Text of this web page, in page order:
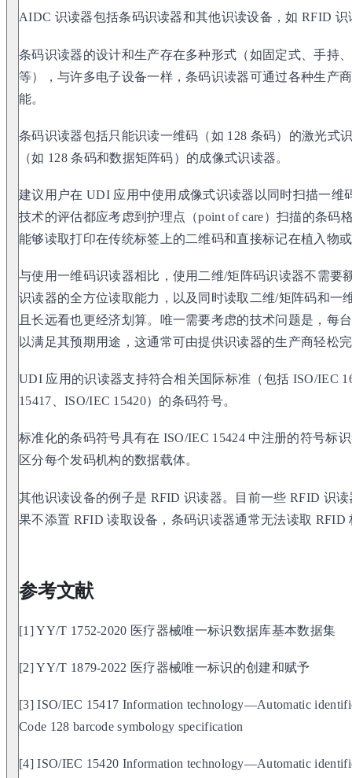
AIDC 识读器包括条码识读器和其他识读设备，如 RFID 识
条码识读器的设计和生产存在多种形式（如固定式、手持
等），与许多电子设备一样，条码识读器可通过各种生产
能。
条码识读器包括只能识读一维码（如 128 条码）的激光式
（如 128 条码和数据矩阵码）的成像式识读器。
建议用户在 UDI 应用中使用成像式识读器以同时扫描一维
技术的评估都应考虑到护理点（point of care）扫描的条码
能够读取打印在传统标签上的二维码和直接标记在植入物
与使用一维码识读器相比，使用二维/矩阵码识读器不需要
识读器的全方位读取能力，以及同时读取二维/矩阵码和一
且长远看也更经济划算。唯一需要考虑的技术问题是，每
以满足其预期用途，这通常可由提供识读器的生产商轻松
UDI 应用的识读器支持符合相关国际标准（包括 ISO/IEC
15417、ISO/IEC 15420）的条码符号。
标准化的条码符号具有在 ISO/IEC 15424 中注册的符号标
区分每个发码机构的数据载体。
其他识读设备的例子是 RFID 识读器。目前一些 RFID 识
果不添置 RFID 读取设备，条码识读器通常无法读取 RFID
参考文献
[1] YY/T 1752-2020 医疗器械唯一标识数据库基本数据集
[2] YY/T 1879-2022 医疗器械唯一标识的创建和赋予
[3] ISO/IEC 15417 Information technology—Automatic
Code 128 barcode symbology specification
[4] ISO/IEC 15420 Information technology—Automatic